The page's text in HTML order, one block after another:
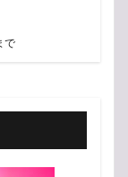
で